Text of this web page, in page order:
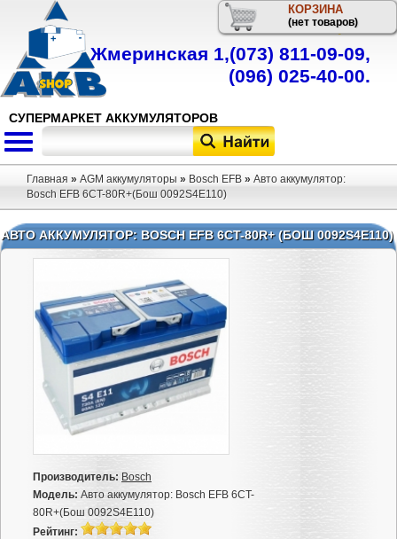
КОРЗИНА
(нет товаров)
СУПЕРМАРКЕТ АККУМУЛЯТОРОВ
Телефон
Жмеринская 1,(073) 811-09-09,
(096) 025-40-00.
Главная » AGM аккумуляторы » Bosch EFB » Авто аккумулятор:
Bosch EFB 6CT-80R+(Бош 0092S4E110)
АВТО АККУМУЛЯТОР: BOSCH EFB 6CT-80R+ (БОШ 0092S4E110)
Производитель: Bosch
Модель: Авто аккумулятор: Bosch EFB 6CT-
80R+(Бош 0092S4E110)
Рейтинг: